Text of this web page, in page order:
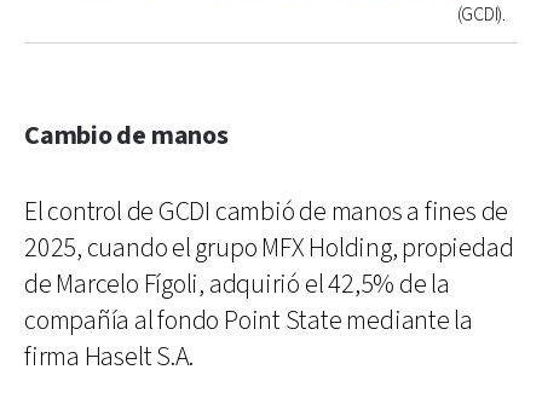
(GCDI).
Cambio de manos
El control de GCDI cambió de manos a fines de
2025, cuando el grupo MFX Holding, propiedad
de Marcelo Fígoli, adquirió el 42,5% de la
compañía al fondo Point State mediante la
firma Haselt S.A.